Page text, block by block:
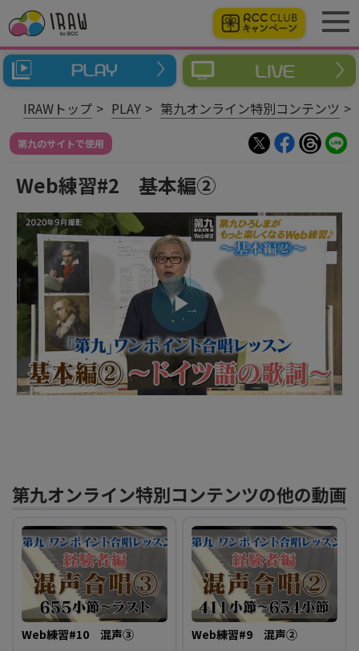
IRAWトップ PLAY 第九オンライン特別コンテンツ
第九のサイトで使用
Web練習#2 基本編②
ビ
デ
を
再
生
第九オンライン特別コンテンツの他の動画
Web練習#10 混声③ Web練習#9 混声②